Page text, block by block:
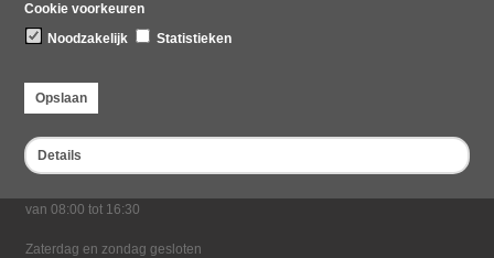
Cookie voorkeuren
Noodzakelijk
Statistieken
Opslaan
Details
Bezoekadres
Postadres
Openingstijden kantoor
van 08:00 tot 16:30
Zaterdag en zondag gesloten